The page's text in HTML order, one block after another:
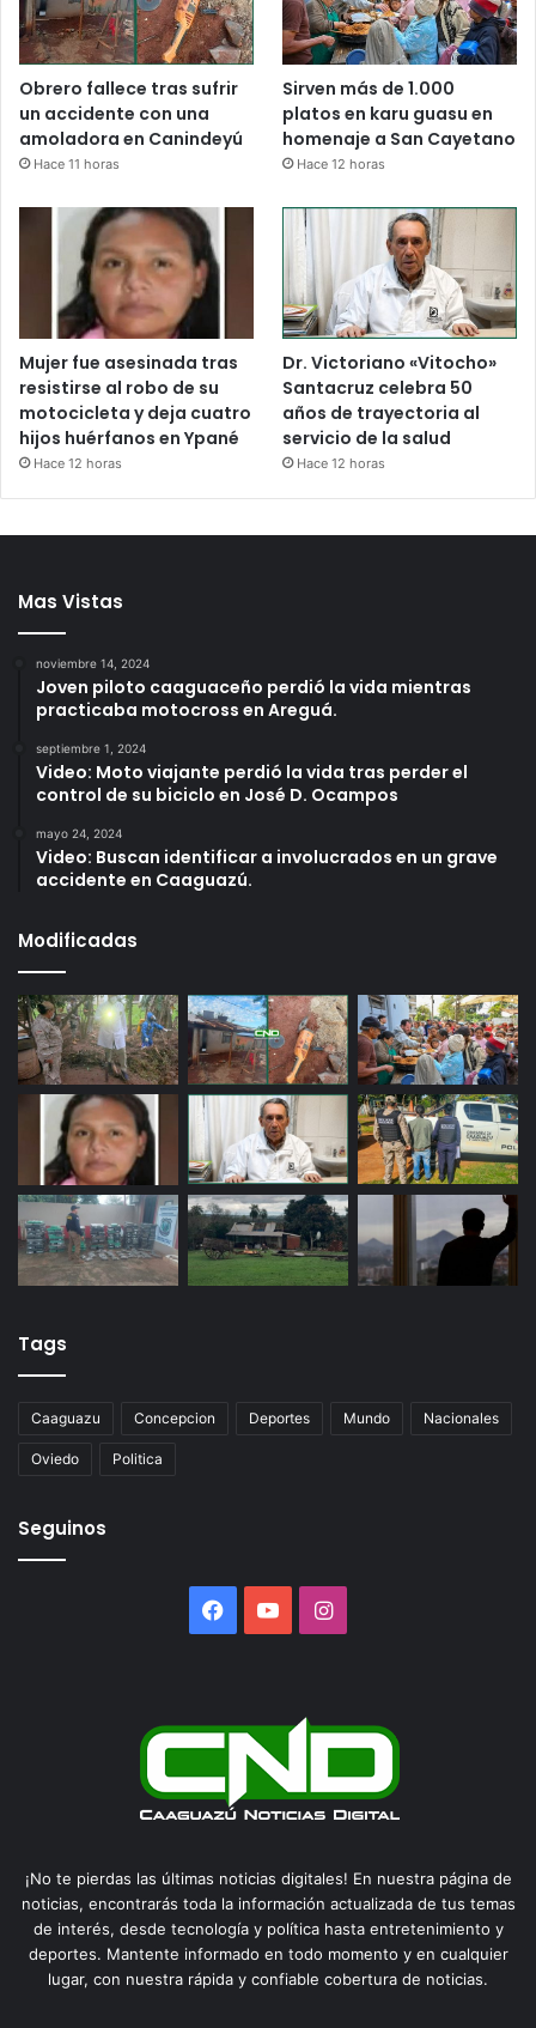
Obrero fallece tras sufrir
un accidente con una
amoladora en Canindeyú
Hace 11 horas
Sirven más de 1.000
platos en karu guasu en
homenaje a San Cayetano
Hace 12 horas
Mujer fue asesinada tras
resistirse al robo de su
motocicleta y deja cuatro
hijos huérfanos en Ypané
Hace 12 horas
Dr. Victoriano «Vitocho»
Santacruz celebra 50
años de trayectoria al
servicio de la salud
Hace 12 horas
Mas Vistas
noviembre 14, 2024
Joven piloto caaguaceño perdió la vida mientras
practicaba motocross en Areguá.
septiembre 1, 2024
Video: Moto viajante perdió la vida tras perder el
control de su biciclo en José D. Ocampos
mayo 24, 2024
Video: Buscan identificar a involucrados en un grave
accidente en Caaguazú.
Modificadas
Tags
Caaguazu Concepcion Deportes Mundo Nacionales
Oviedo Politica
Seguinos
Facebook
YouTubeInstagram
¡No te pierdas las últimas noticias digitales! En nuestra página de
noticias, encontrarás toda la información actualizada de tus temas
de interés, desde tecnología y política hasta entretenimiento y
deportes. Mantente informado en todo momento y en cualquier
lugar, con nuestra rápida y confiable cobertura de noticias.